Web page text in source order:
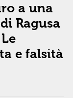
a una
Ragusa
e falsità